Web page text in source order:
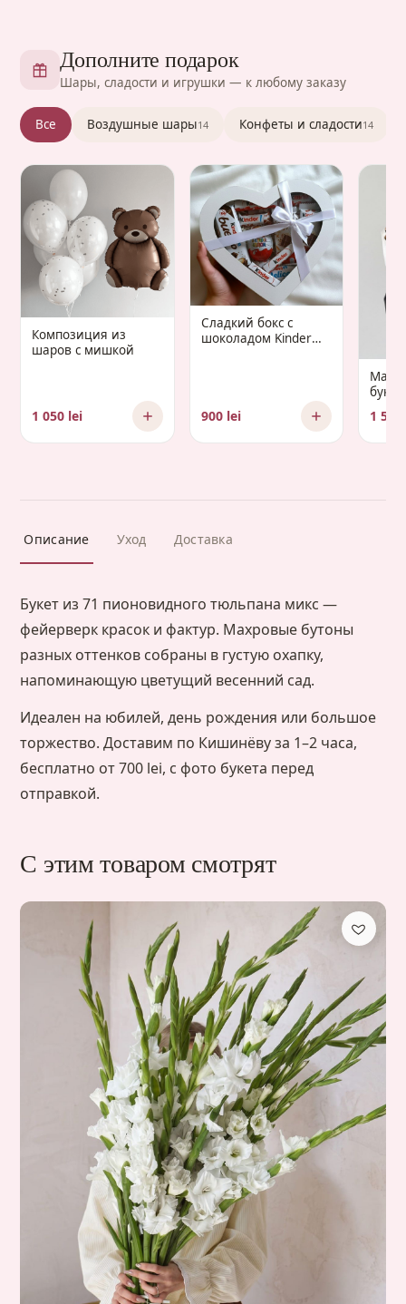
Дополните подарок
Шары, сладости и игрушки — к любому заказу
Все Воздушные шары14 Конфеты и сладости14
Композиция из
шаров с мишкой
1 050 lei
Сладкий бокс с
шоколадом Kinder
900 lei 1
Описание Уход Доставка
Букет из 71 пионовидного тюльпана микс —
фейерверк красок и фактур. Махровые бутоны
разных оттенков собраны в густую охапку,
напоминающую цветущий весенний сад.
Идеален на юбилей, день рождения или большое
торжество. Доставим по Кишинёву за 1–2 часа,
бесплатно от 700 lei, с фото букета перед
отправкой.
С этим товаром смотрят